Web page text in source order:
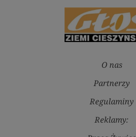
O nas
Partnerzy
Regulaminy
Reklamy: